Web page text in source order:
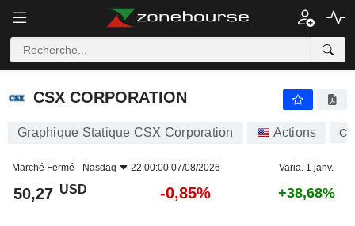
CSX CORPORATION
CSX CORPORATION
Graphique Statique CSX Corporation Actions
Marché Fermé - Nasdaq 22:00:00 07/08/2026 Varia. 1 janv.
50,27 USD -0,85% +38,68%